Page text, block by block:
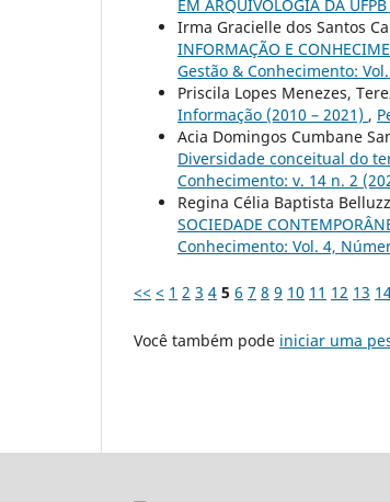
EM ARQUIVOLOGIA DA UFPB
Irma Gracielle dos Santos
INFORMAÇÃO E
Gestão & Conhecimento:
Priscila Lopes Menezes,
Informação (2010 – 2021) ,
Acia Domingos Cumbane
Diversidade conceitual do
Conhecimento: v. 14 n. 2
Regina Célia Baptista
SOCIEDADE
Conhecimento: Vol. 4,
<< < 1 2 3 4 5 6 7 8 9 10 11 12 13
Você também pode iniciar uma